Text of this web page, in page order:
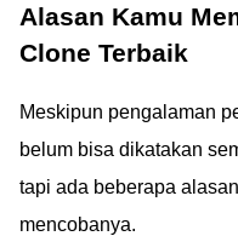
Alasan Kamu
Clone Terbaik
Meskipun pengalaman
belum bisa dikatakan
tapi ada beberapa
mencobanya.